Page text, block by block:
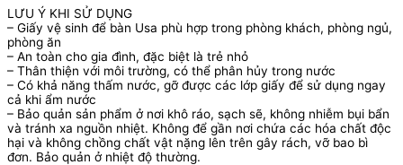
LƯU Ý KHI SỬ DỤNG
– Giấy vệ sinh để bàn Usa phù hợp trong phòng khách, phòng ngủ,
phòng ăn
– An toàn cho gia đình, đặc biệt là trẻ nhỏ
– Thân thiện với môi trường, có thể phân hủy trong nước
– Có khả năng thấm nước, gỡ được các lớp giấy để sử dụng ngay
cả khi ẩm nước
– Bảo quản sản phẩm ở nơi khô ráo, sạch sẽ, không nhiễm bụi bẩn
và tránh xa nguồn nhiệt. Không để gần nơi chứa các hóa chất độc
hại và không chồng chất vật nặng lên trên gây rách, vỡ bao bì
đơn. Bảo quản ở nhiệt độ thường.